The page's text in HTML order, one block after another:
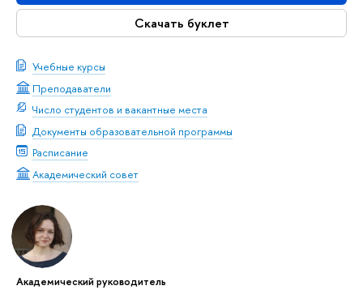
Скачать буклет
Учебные курсы
Преподаватели
Число студентов и вакантные места
Документы образовательной программы
Расписание
Академический совет
Академический руководитель